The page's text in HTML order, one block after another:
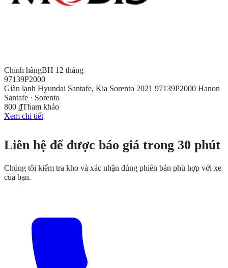
Chính hãngBH 12 tháng
97139P2000
Giàn lạnh Hyundai Santafe, Kia Sorento 2021 97139P2000 Hanon
Santafe · Sorento
800 ₫Tham khảo
Xem chi tiết
Liên hệ để được báo giá trong 30 phút
Chúng tôi kiểm tra kho và xác nhận đúng phiên bản phù hợp với xe
của bạn.